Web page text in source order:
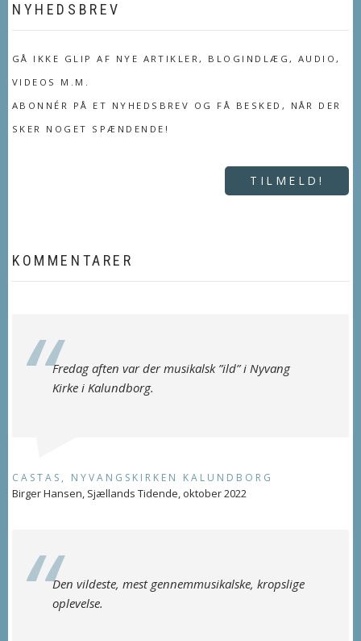
NYHEDSBREV
GÅ IKKE GLIP AF NYE ARTIKLER, BLOGINDLÆG, AUDIO,
VIDEOS M.M.
ABONNÉR PÅ ET NYHEDSBREV OG FÅ BESKED, NÅR DER
SKER NOGET SPÆNDENDE!
TILMELD!
KOMMENTARER
Fredag aften var der musikalsk ”ild” i Nyvang
Kirke i Kalundborg.
CASTAS, NYVANGSKIRKEN KALUNDBORG
Birger Hansen, Sjællands Tidende, oktober 2022
Den vildeste, mest gennemmusikalske, kropslige
oplevelse.